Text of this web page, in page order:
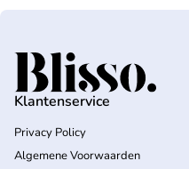
Home
Klantenservice
Privacy Policy
Algemene Voorwaarden